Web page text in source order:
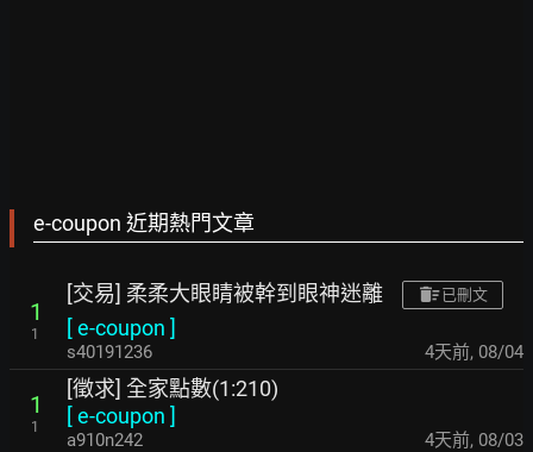
e-coupon 近期熱門文章
1
1
[交易] 柔柔大眼睛被幹到眼神迷離 已刪文
[e-coupon ]
s40191236 4天前, 08/04
1
1
[徵求] 全家點數(1:210)
[e-coupon ]
a910n242 4天前, 08/03